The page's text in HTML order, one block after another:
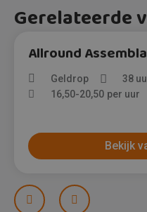
Gerelateerde
Allround
Geldrop
38
16,50-20,50 per uur
Bekijk
Prev Next